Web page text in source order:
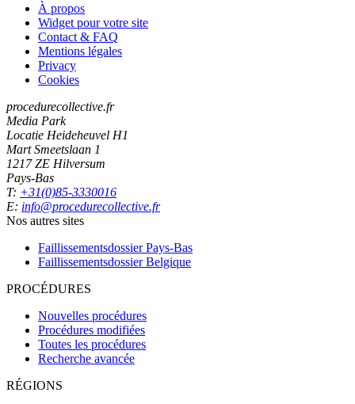
À propos
Widget pour votre site
Contact & FAQ
Mentions légales
Privacy
Cookies
procedurecollective.fr
Media Park
Locatie Heideheuvel H1
Mart Smeetslaan 1
1217 ZE Hilversum
Pays-Bas
T: +31(0)85-3330016
E: info@procedurecollective.fr
Nos autres sites
Faillissementsdossier Pays-Bas
Faillissementsdossier Belgique
PROCÉDURES
Nouvelles procédures
Procédures modifiées
Toutes les procédures
Recherche avancée
RÉGIONS